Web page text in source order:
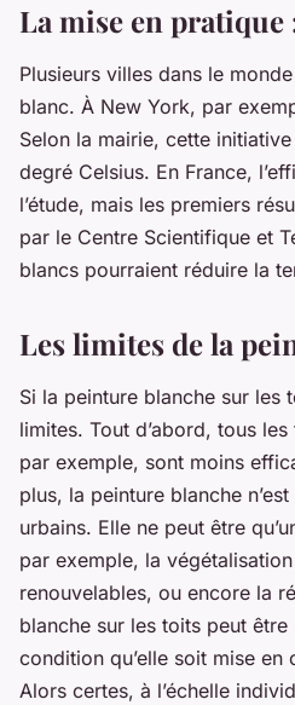
La mise en pratique
Plusieurs villes dans le
blanc. À New York, par
Selon la mairie, cette
degré Celsius. En France,
l’étude, mais les premiers
par le Centre Scientifique et
blancs pourraient réduire la
Les limites de la
Si la peinture blanche sur les
limites. Tout d’abord, tous
par exemple, sont moins
plus, la peinture blanche
urbains. Elle ne peut être
par exemple, la
renouvelables, ou encore la
blanche sur les toits peut
condition qu’elle soit mise
Alors certes, à l’échelle